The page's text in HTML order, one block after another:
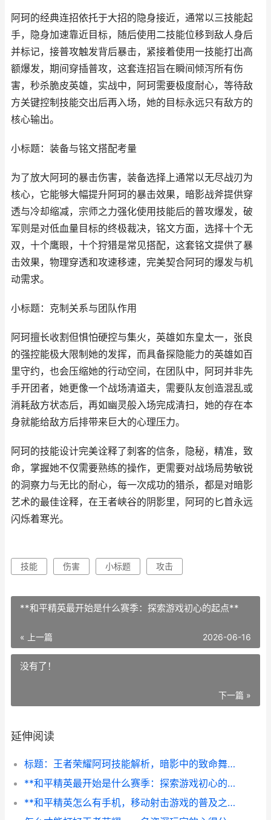
阿珂的经典连招依托于大招的隐身接近，通常以三技能起
手，隐身加速靠近目标，随后使用二技能位移到敌人身后
并标记，接普攻触发背后暴击，紧接着使用一技能打出高
额爆发，期间穿插普攻，这套连招旨在瞬间倾泻所有伤
害，秒杀脆皮英雄，实战中，阿珂需要极度耐心，等待敌
方关键控制技能交出后再入场，她的目标永远只有敌方的
核心输出。
小标题：装备与铭文搭配考量
为了放大阿珂的暴击伤害，装备选择上通常以无尽战刃为
核心，它能够大幅提升阿珂的暴击效果，暗影战斧提供穿
透与冷却缩减，宗师之力强化使用技能后的普攻爆发，破
军则是对低血量目标的终极裁决，铭文方面，选择十个无
双，十个鹰眼，十个狩猎是常见搭配，这套铭文提供了暴
击效果，物理穿透和攻速移速，完美契合阿珂的爆发与机
动需求。
小标题：克制关系与团队作用
阿珂擅长收割但惧怕硬控与集火，英雄如东皇太一，张良
的强控能极大限制她的发挥，而具备探隐能力的英雄如百
里守约，也会压缩她的行动空间，在团队中，阿珂并非先
手开团者，她更像一个战场清道夫，需要队友创造混乱或
消耗敌方状态后，再如幽灵般入场完成清扫，她的存在本
身就能给敌方后排带来巨大的心理压力。
阿珂的技能设计完美诠释了刺客的信条，隐秘，精准，致
命，掌握她不仅需要熟练的操作，更需要对战场局势敏锐
的洞察力与无比的耐心，每一次成功的猎杀，都是对暗影
艺术的最佳诠释，在王者峡谷的阴影里，阿珂的匕首永远
闪烁着寒光。
技能 伤害 小标题 攻击
**和平精英最开始是什么赛季：探索游戏初心的起点**
« 上一篇 2026-06-16
没有了！
下一篇 »
延伸阅读
标题：王者荣耀阿珂技能解析，暗影中的致命舞蹈，副标题：瞬华月下无影踪
**和平精英最开始是什么赛季：探索游戏初心的起点**
**和平精英怎么有手机，移动射击游戏的普及之路**